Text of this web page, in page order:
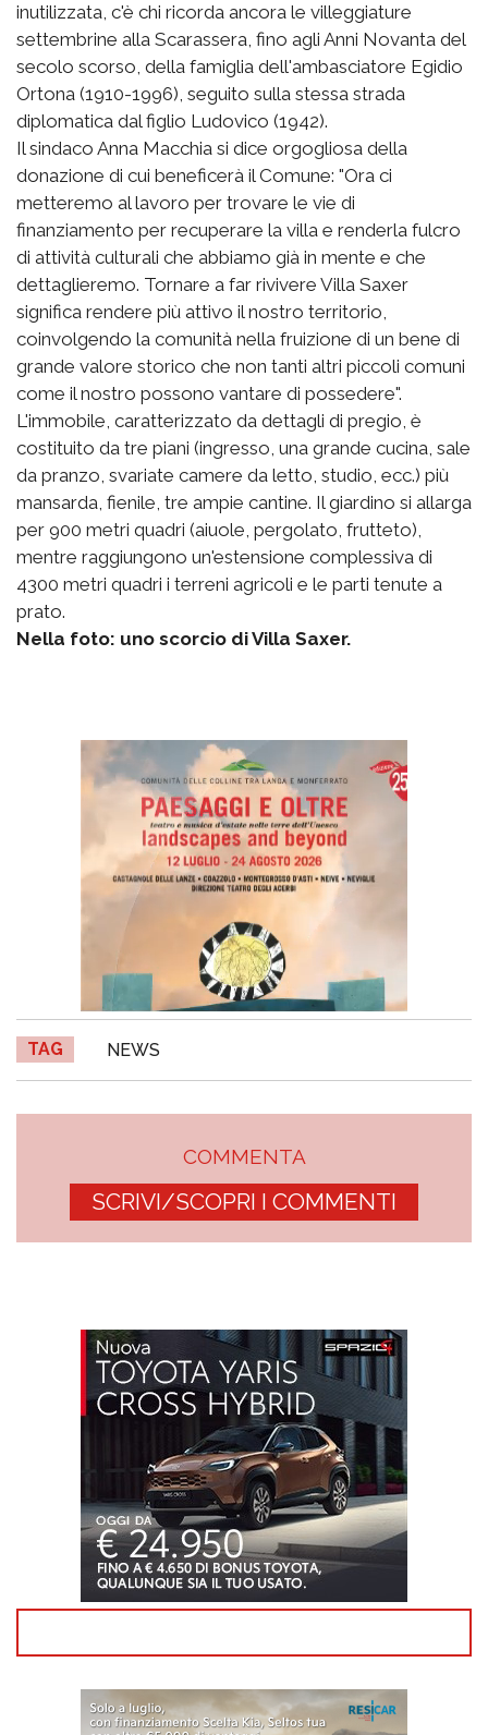
inutilizzata, c'è chi ricorda ancora le villeggiature
settembrine alla Scarassera, fino agli Anni Novanta del
secolo scorso, della famiglia dell'ambasciatore Egidio
Ortona (1910-1996), seguito sulla stessa strada
diplomatica dal figlio Ludovico (1942).
Il sindaco Anna Macchia si dice orgogliosa della
donazione di cui beneficerà il Comune: "Ora ci
metteremo al lavoro per trovare le vie di
finanziamento per recuperare la villa e renderla fulcro
di attività culturali che abbiamo già in mente e che
dettaglieremo. Tornare a far rivivere Villa Saxer
significa rendere più attivo il nostro territorio,
coinvolgendo la comunità nella fruizione di un bene di
grande valore storico che non tanti altri piccoli comuni
come il nostro possono vantare di possedere".
L'immobile, caratterizzato da dettagli di pregio, è
costituito da tre piani (ingresso, una grande cucina, sale
da pranzo, svariate camere da letto, studio, ecc.) più
mansarda, fienile, tre ampie cantine. Il giardino si allarga
per 900 metri quadri (aiuole, pergolato, frutteto),
mentre raggiungono un'estensione complessiva di
4300 metri quadri i terreni agricoli e le parti tenute a
prato.
Nella foto: uno scorcio di Villa Saxer.
TAG NEWS
COMMENTA
SCRIVI/SCOPRI I COMMENTI